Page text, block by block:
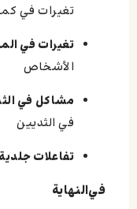
تغيرات في
تغيرات في
الأشخاص
مشاكل في
في الثديين
تفاعلات
في‌النهاية